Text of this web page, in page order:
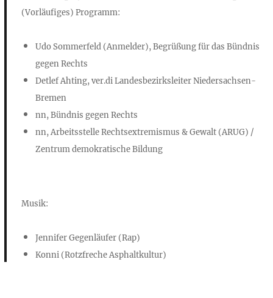
(Vorläufiges) Programm:
Udo Sommerfeld (Anmelder), Begrüßung für das Bündnis
gegen Rechts
Detlef Ahting, ver.di Landesbezirksleiter Niedersachsen-
Bremen
nn, Bündnis gegen Rechts
nn, Arbeitsstelle Rechtsextremismus & Gewalt (ARUG) /
Zentrum demokratische Bildung
Musik:
Jennifer Gegenläufer (Rap)
Konni (Rotzfreche Asphaltkultur)